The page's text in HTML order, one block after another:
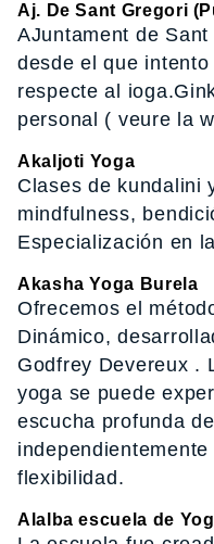
Aj. De Sant Gregori
AJuntament de
desde el que
respecte al
personal ( veure la
Akaljoti Yoga
Clases de kundalini
mindfulness,
Especialización en
Akasha Yoga Burela
Ofrecemos el
Dinámico,
Godfrey Devereux .
yoga se puede
escucha profunda
flexibilidad.
Alalba escuela de